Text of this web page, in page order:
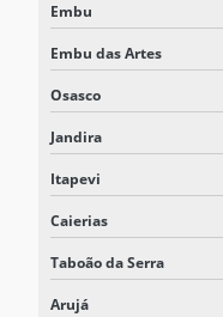
Embu
Embu das Artes
Osasco
Jandira
Itapevi
Caierias
Taboão da Serra
Arujá